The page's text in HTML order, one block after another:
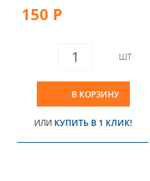
150 Р
ШТ
В КОРЗИНУ
ИЛИ КУПИТЬ В 1 КЛИК!